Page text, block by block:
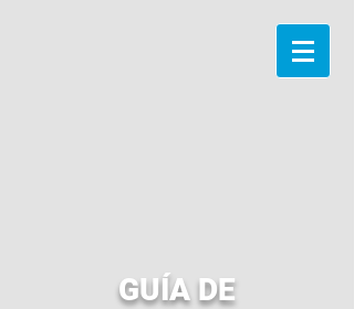
GUÍA DE